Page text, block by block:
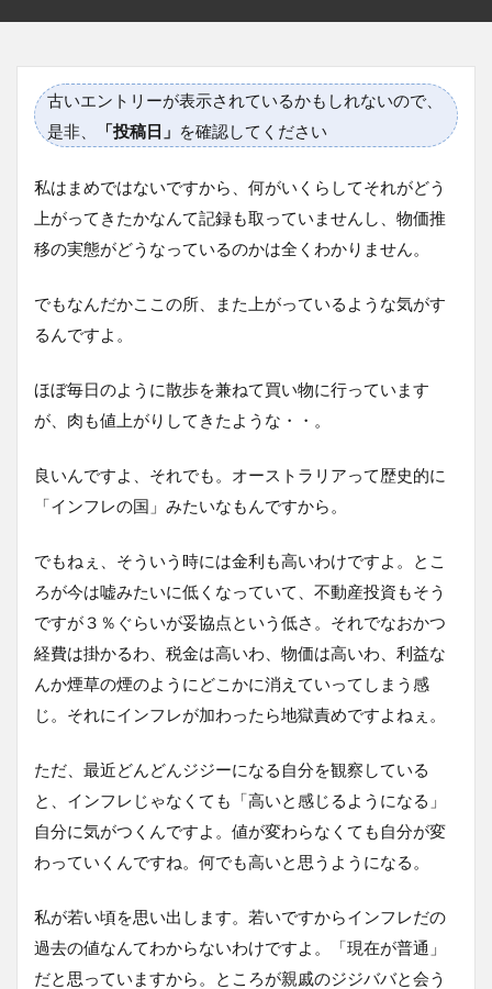
古いエントリーが表示されているかもしれないので、
是非、
「投稿日」 を確認してください
私はまめではないですから、何がいくらしてそれがどう
上がってきたかなんて記録も取っていませんし、物価推
移の実態がどうなっているのかは全くわかりません。
でもなんだかここの所、また上がっているような気がす
るんですよ。
ほぼ毎日のように散歩を兼ねて買い物に行っています
が、肉も値上がりしてきたような・・。
良いんですよ、それでも。オーストラリアって歴史的に
「インフレの国」みたいなもんですから。
でもねぇ、そういう時には金利も高いわけですよ。とこ
ろが今は嘘みたいに低くなっていて、不動産投資もそう
ですが３％ぐらいが妥協点という低さ。それでなおかつ
経費は掛かるわ、税金は高いわ、物価は高いわ、利益な
んか煙草の煙のようにどこかに消えていってしまう感
じ。それにインフレが加わったら地獄責めですよねぇ。
ただ、最近どんどんジジーになる自分を観察している
と、インフレじゃなくても「高いと感じるようになる」
自分に気がつくんですよ。値が変わらなくても自分が変
わっていくんですね。何でも高いと思うようになる。
私が若い頃を思い出します。若いですからインフレだの
過去の値なんてわからないわけですよ。「現在が普通」
だと思っていますから。ところが親戚のジジババと会う